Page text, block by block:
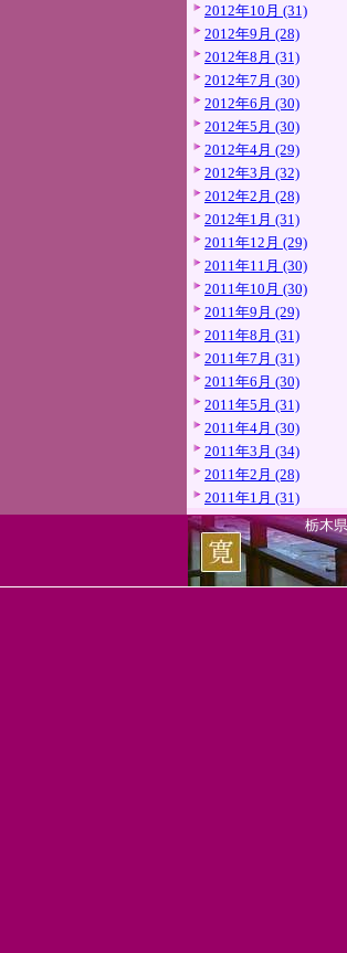
2012年10月 (31)
2012年9月 (28)
2012年8月 (31)
2012年7月 (30)
2012年6月 (30)
2012年5月 (30)
2012年4月 (29)
2012年3月 (32)
2012年2月 (28)
2012年1月 (31)
2011年12月 (29)
2011年11月 (30)
2011年10月 (30)
2011年9月 (29)
2011年8月 (31)
2011年7月 (31)
2011年6月 (30)
2011年5月 (31)
2011年4月 (30)
2011年3月 (34)
2011年2月 (28)
2011年1月 (31)
栃木